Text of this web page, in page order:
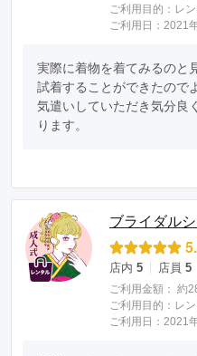
ご利用目的： レ
ご利用日：2021
実際に着物を着てみるのと
試着することができたので
気遣いしていただき気分良
ります。
ブライダル
店内 5 店員 5
ご利用金額： 約
ご利用目的： レ
ご利用日：2021